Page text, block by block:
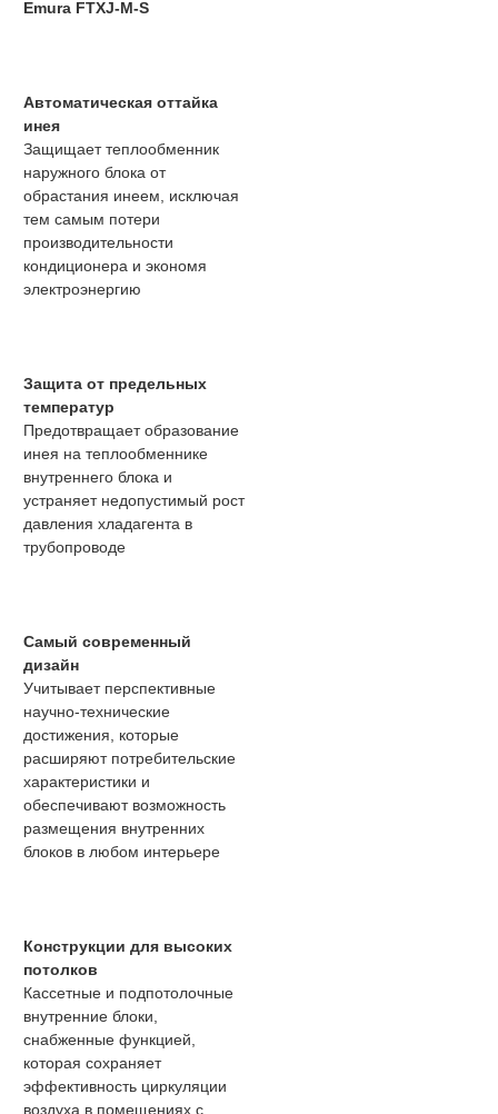
Emura FTXJ-M-S
Автоматическая оттайка
инея
Защищает теплообменник
наружного блока от
обрастания инеем, исключая
тем самым потери
производительности
кондиционера и экономя
электроэнергию
Защита от предельных
температур
Предотвращает образование
инея на теплообменнике
внутреннего блока и
устраняет недопустимый рост
давления хладагента в
трубопроводе
Самый современный
дизайн
Учитывает перспективные
научно-технические
достижения, которые
расширяют потребительские
характеристики и
обеспечивают возможность
размещения внутренних
блоков в любом интерьере
Конструкции для высоких
потолков
Кассетные и подпотолочные
внутренние блоки,
снабженные функцией,
которая сохраняет
эффективность циркуляции
воздуха в помещениях с